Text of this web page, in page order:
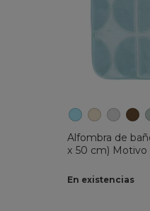
Alfombra de
x 50 cm) Motivo
En existencias